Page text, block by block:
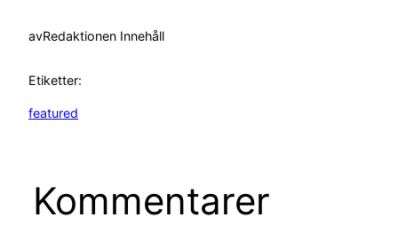
avRedaktionen Innehåll
Etiketter:
featured
Kommentarer